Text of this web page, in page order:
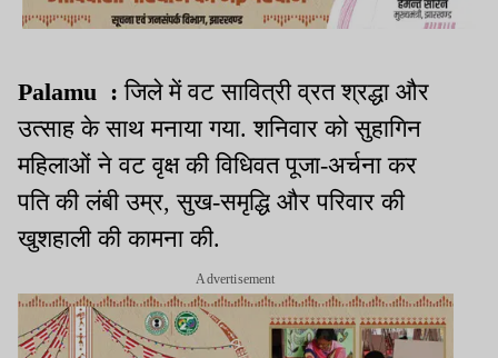
Palamu : जिले में वट सावित्री व्रत श्रद्धा और
उत्साह के साथ मनाया गया. शनिवार को सुहागिन
महिलाओं ने वट वृक्ष की विधिवत पूजा-अर्चना कर
पति की लंबी उम्र, सुख-समृद्धि और परिवार की
खुशहाली की कामना की.
Advertisement